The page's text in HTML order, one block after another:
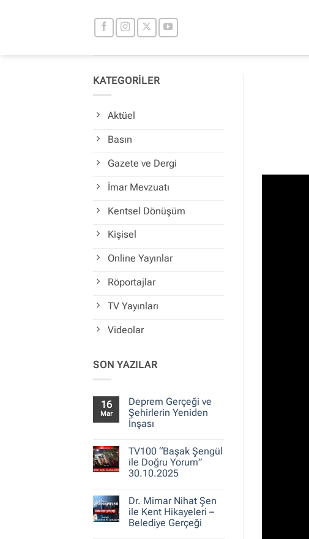
KATEGORİLER
Aktüel
Basın
Gazete ve Dergi
İmar Mevzuatı
Kentsel Dönüşüm
Kişisel
Online Yayınlar
Röportajlar
TV Yayınları
Videolar
SON YAZILAR
16
Mar
Deprem Gerçeği ve
Şehirlerin Yeniden
İnşası
Deprem
Gerçeği
ve
Şehirlerin
TV100 “Başak Şengül
ile Doğru Yorum”
30.10.2025
TV100
“Başak
Şengül
ile
Dr. Mimar Nihat Şen
ile Kent Hikayeleri –
Belediye Gerçeği